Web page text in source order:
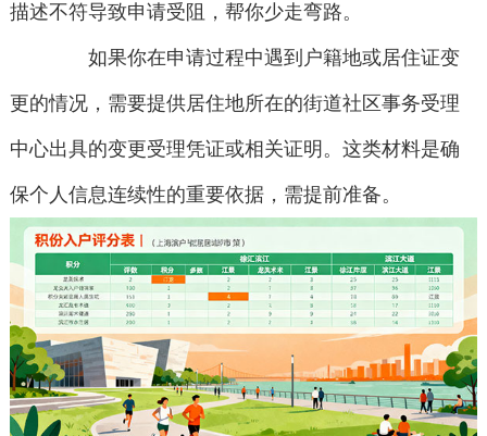
描述不符导致申请受阻，帮你少走弯路。
如果你在申请过程中遇到户籍地或居住证变
更的情况，需要提供居住地所在的街道社区事务受理
中心出具的变更受理凭证或相关证明。这类材料是确
保个人信息连续性的重要依据，需提前准备。